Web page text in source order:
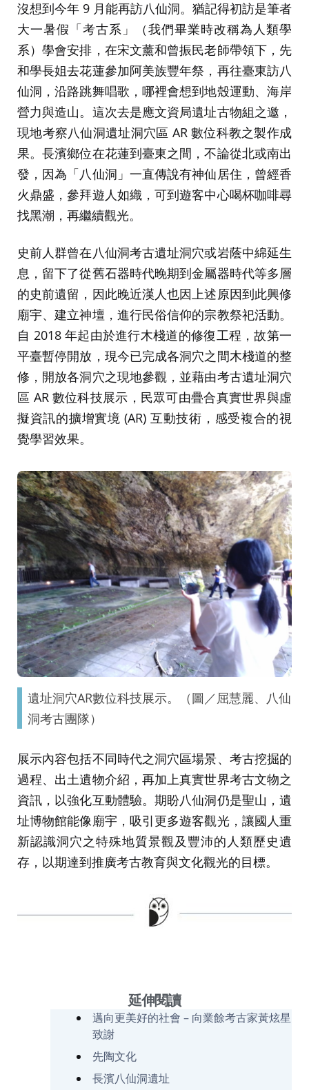
沒想到今年 9 月能再訪八仙洞。猶記得初訪是筆者
大一暑假「考古系」（我們畢業時改稱為人類學
系）學會安排，在宋文薰和曾振民老師帶領下，先
和學長姐去花蓮參加阿美族豐年祭，再往臺東訪八
仙洞，沿路跳舞唱歌，哪裡會想到地殼運動、海岸
營力與造山。這次去是應文資局遺址古物組之邀，
現地考察八仙洞遺址洞穴區 AR 數位科教之製作成
果。長濱鄉位在花蓮到臺東之間，不論從北或南出
發，因為「八仙洞」一直傳說有神仙居住，曾經香
火鼎盛，參拜遊人如織，可到遊客中心喝杯咖啡尋
找黑潮，再繼續觀光。
史前人群曾在八仙洞考古遺址洞穴或岩蔭中綿延生
息，留下了從舊石器時代晚期到金屬器時代等多層
的史前遺留，因此晚近漢人也因上述原因到此興修
廟宇、建立神壇，進行民俗信仰的宗教祭祀活動。
自 2018 年起由於進行木棧道的修復工程，故第一
平臺暫停開放，現今已完成各洞穴之間木棧道的整
修，開放各洞穴之現地參觀，並藉由考古遺址洞穴
區 AR 數位科技展示，民眾可由疊合真實世界與虛
擬資訊的擴增實境 (AR) 互動技術，感受複合的視
覺學習效果。
遺址洞穴AR數位科技展示。（圖／屈慧麗、八仙
洞考古團隊）
展示內容包括不同時代之洞穴區場景、考古挖掘的
過程、出土遺物介紹，再加上真實世界考古文物之
資訊，以強化互動體驗。期盼八仙洞仍是聖山，遺
址博物館能像廟宇，吸引更多遊客觀光，讓國人重
新認識洞穴之特殊地質景觀及豐沛的人類歷史遺
存，以期達到推廣考古教育與文化觀光的目標。
延伸閱讀
邁向更美好的社會 – 向業餘考古家黃炫星
致謝
先陶文化
長濱八仙洞遺址